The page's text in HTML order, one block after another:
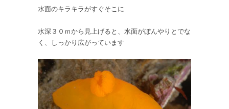
ダ
が
8
体
集
ま
水面のキラキラがすぐそこに
水深３０ｍから見上げると、水面がぼんやりとでな
く、しっかり広がっています